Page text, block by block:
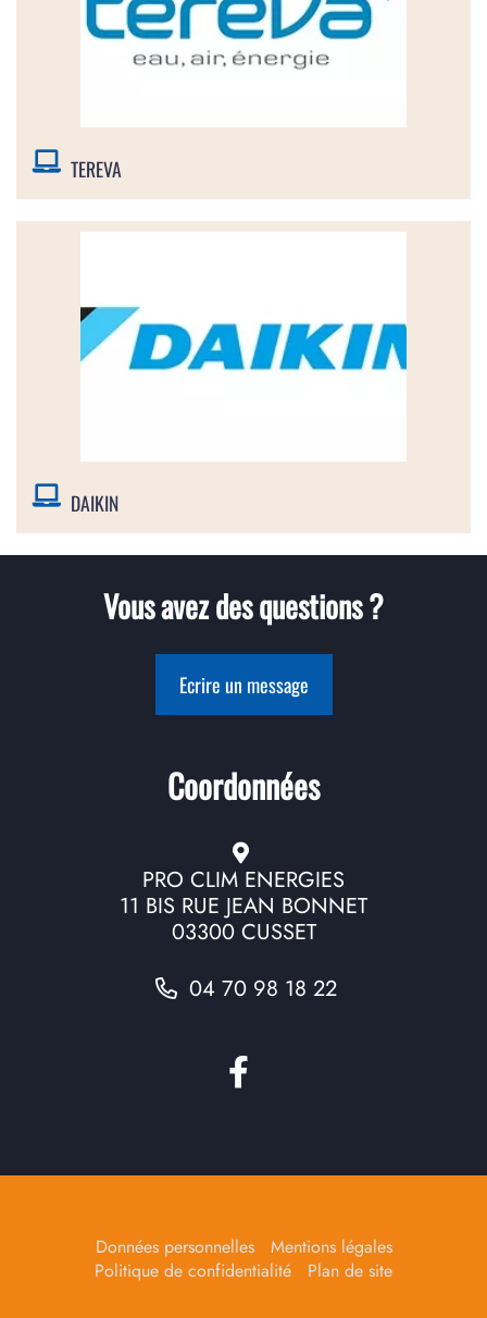
TEREVA
DAIKIN
Vous avez des questions ?
Ecrire un message
Coordonnées
PRO CLIM ENERGIES
11 BIS RUE JEAN BONNET
03300 CUSSET
04 70 98 18 22
Données personnelles
Mentions légales
Politique de confidentialité
Plan de site